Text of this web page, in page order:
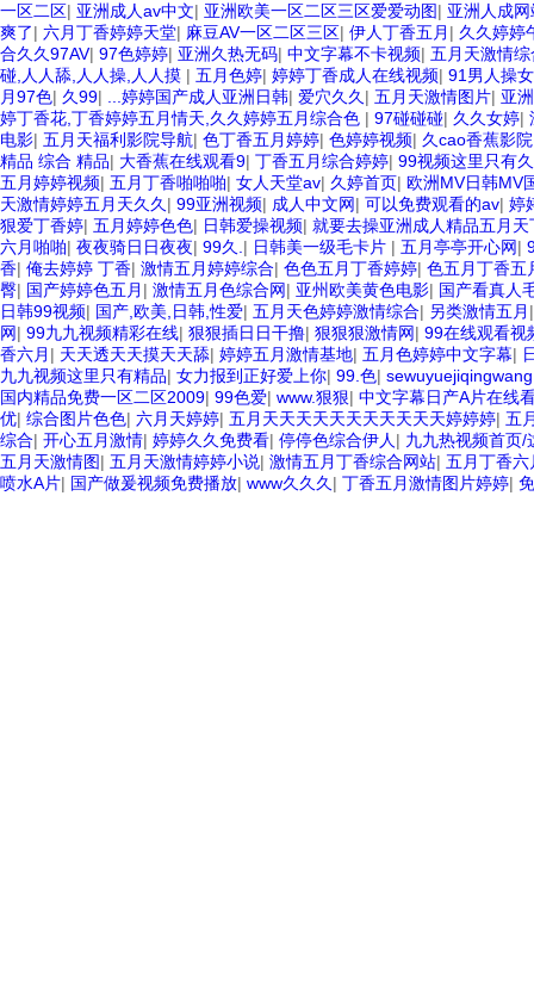
一区二区| 亚洲成人av中文| 亚洲欧美一区二区三区爱爱动图| 亚洲人成
爽了| 六月丁香婷婷天堂| 麻豆AV一区二区三区| 伊人丁香五月 | 久久婷婷
合久久97AV| 97色婷婷| 亚洲久热无码| 中文字幕不卡视频| 五月天激情综
碰,人人舔,人人操,人人摸 | 五月色婷| 婷婷丁香成人在线视频| 91男人操
月97色| 久99| ...婷婷国产成人亚洲日韩| 爱穴久久 | 五月天激情图片| 亚
婷丁香花,丁香婷婷五月情天,久久婷婷五月综合色 | 97碰碰碰| 久久女婷|
电影| 五月天福利影院导航| 色丁香五月婷婷| 色婷婷视频| 久cao香蕉影院
精品 综合 精品| 大香蕉在线观看9| 丁香五月综合婷婷| 99视频这里只有
五月婷婷视频| 五月丁香啪啪啪| 女人天堂av| 久婷首页| 欧洲MV日韩MV
天激情婷婷五月天久久 | 99亚洲视频| 成人中文网| 可以免费观看的av| 婷
狠爱丁香婷| 五月婷婷色色| 日韩爱操视频| 就要去操亚洲成人精品五月天
六月啪啪| 夜夜骑日日夜夜| 99久. | 日韩美一级毛卡片 | 五月亭亭开心网|
香| 俺去婷婷 丁香| 激情五月婷婷综合| 色色五月丁香婷婷| 色五月丁香五
臀| 国产婷婷色五月 | 激情五月色综合网| 亚州欧美黄色电影| 国产看真人
日韩99视频| 国产,欧美,日韩,性爱| 五月天色婷婷激情综合| 另类激情五月
网| 99九九视频精彩在线| 狠狠插日日干撸| 狠狠狠激情网| 99在线观看视
香六月 | 天天透天天摸天天舔| 婷婷五月激情基地| 五月色婷婷中文字幕|
九九视频这里只有精品| 女力报到正好爱上你| 99.色| sewuyuejiqingwang
国内精品免费一区二区2009| 99色爱| www.狠狠| 中文字幕日产A片在线
优| 综合图片色色| 六月天婷婷| 五月天天天天天天天天天天天婷婷婷| 五
综合| 开心五月激情| 婷婷久久免费看| 停停色综合伊人 | 九九热视频首页/
五月天激情图| 五月天激情婷婷小说| 激情五月丁香综合网站| 五月丁香六
喷水A片| 国产做爰视频免费播放| www久久久 | 丁香五月激情图片婷婷|